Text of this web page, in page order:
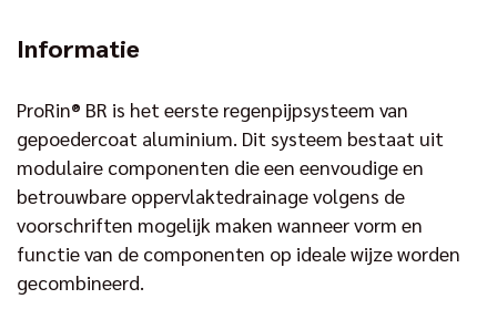
Informatie
ProRin® BR is het eerste regenpijpsysteem van
gepoedercoat aluminium. Dit systeem bestaat uit
modulaire componenten die een eenvoudige en
betrouwbare oppervlaktedrainage volgens de
voorschriften mogelijk maken wanneer vorm en
functie van de componenten op ideale wijze worden
gecombineerd.